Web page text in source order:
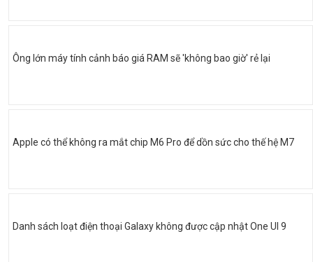
Ông lớn máy tính cảnh báo giá RAM sẽ 'không bao giờ' rẻ lại
Apple có thể không ra mắt chip M6 Pro để dồn sức cho thế hệ M7
Danh sách loạt điện thoại Galaxy không được cập nhật One UI 9